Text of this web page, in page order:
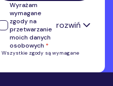
Wyrażam
wymagane
zgody na
przetwarzanie
moich danych
osobowych *
rozwiń
Wyrażam zgodę na przetwarzanie
numeru telefonu w celu kontaktu i
Wszystkie zgody są wymagane